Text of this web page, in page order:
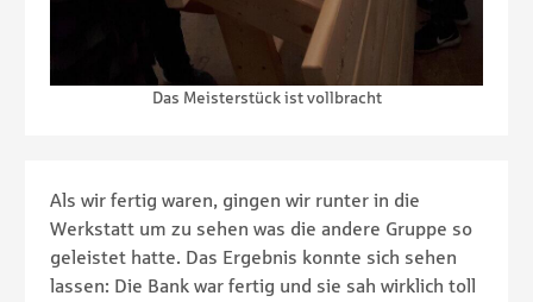
Das Meisterstück ist vollbracht
Als wir fertig waren, gingen wir runter in die
Werkstatt um zu sehen was die andere Gruppe so
geleistet hatte. Das Ergebnis konnte sich sehen
lassen: Die Bank war fertig und sie sah wirklich toll